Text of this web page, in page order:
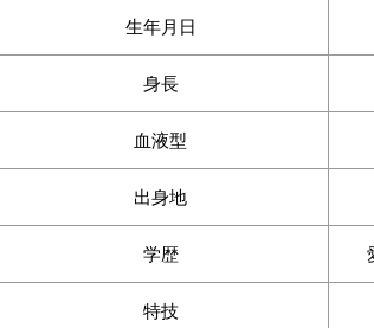
生年月日
身長
血液型
出身地
学歴
特技